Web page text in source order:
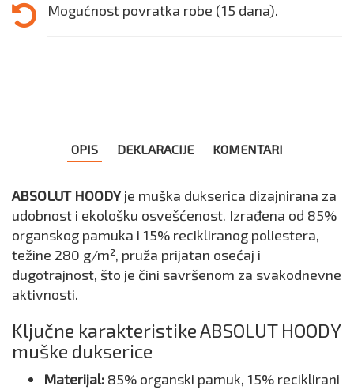
Mogućnost povratka robe (15 dana).
OPIS DEKLARACIJE KOMENTARI
ABSOLUT HOODYje muška dukserica dizajnirana za
udobnost i ekološku osvešćenost. Izrađena od 85%
organskog pamuka i 15% recikliranog poliestera,
težine 280 g/m², pruža prijatan osećaj i
dugotrajnost, što je čini savršenom za svakodnevne
aktivnosti.
Ključne karakteristike ABSOLUT HOODY
muške dukserice
Materijal: 85% organski pamuk, 15% reciklirani